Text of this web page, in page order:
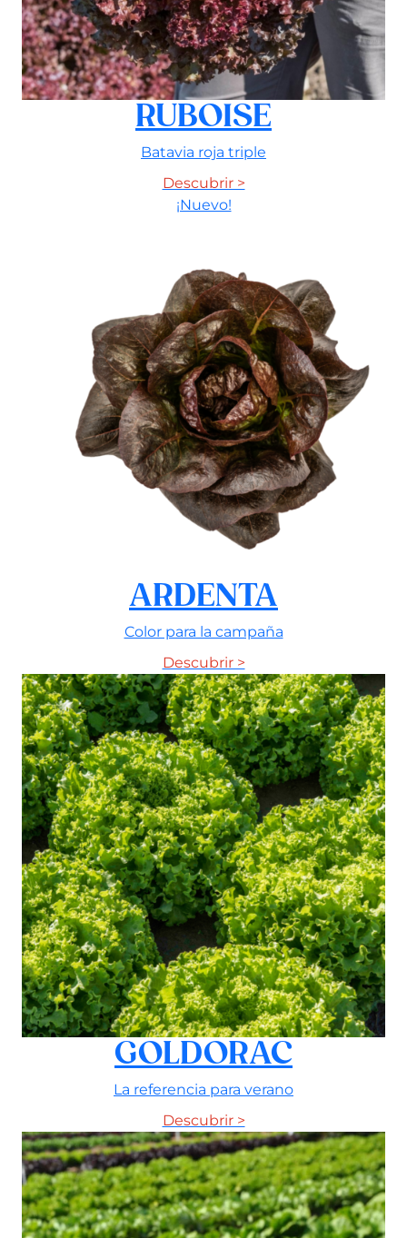
RUBOISE
Batavia roja triple
Descubrir >
¡Nuevo!
ARDENTA
Color para la campaña
Descubrir >
GOLDORAC
La referencia para verano
Descubrir >